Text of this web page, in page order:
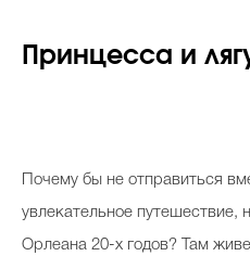
Принцесса и
Почему бы не отправиться
увлекательное путешествие,
Орлеана 20-х годов? Там